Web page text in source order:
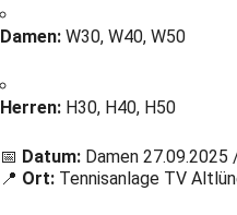
Damen: W30, W40, W50
Herren: H30, H40, H50
📅 Datum: Damen 27.09.2025
📍 Ort: Tennisanlage TV